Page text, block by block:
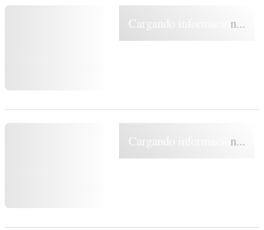
Cargando información...
Cargando información...